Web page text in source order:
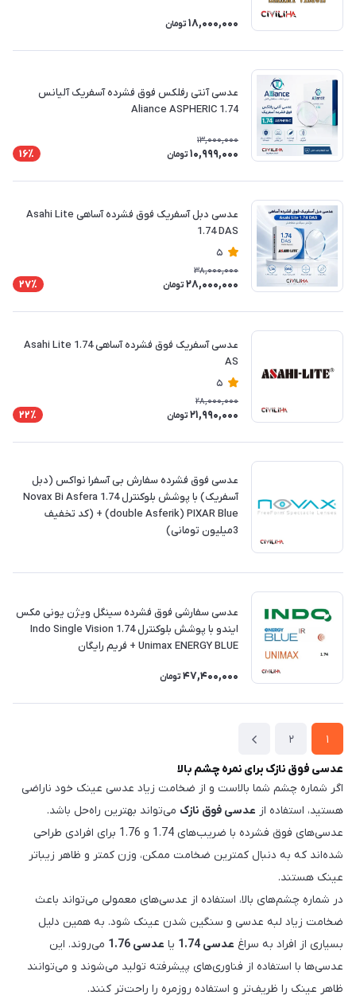
18,000,000 تومان
عدسی آنتی رفلکس فوق فشرده آسفریک آلیانس
Aliance ASPHERIC 1.74
13,000,000
10,999,000 تومان 16٪
عدسی دبل آسفریک فوق فشرده آساهی Asahi Lite
1.74 DAS
5
38,000,000
28,000,000 تومان 27٪
عدسی آسفریک فوق فشرده آساهی Asahi Lite 1.74
AS
5
28,000,000
21,990,000 تومان 22٪
عدسی فوق فشرده سفارش بی آسفرا نواکس (دبل
آسفریک) با پوشش بلوکنترل 1.74 Novax Bi Asfera
(double Asferik) PIXAR Blue + (کد تخفیف
3میلیون تومانی)
عدسی سفارشی فوق فشرده سینگل ویژن یونی مکس
ایندو با پوشش بلوکنترل 1.74 Indo Single Vision
Unimax ENERGY BLUE + فريم رايگان
47,400,000 تومان
1
2
عدسی فوق نازک برای نمره چشم بالا
اگر شماره چشم شما بالاست و از ضخامت زیاد عدسی عینک خود ناراضی
هستید، استفاده از عدسی فوق نازک می‌تواند بهترین راه‌حل باشد.
عدسی‌های فوق فشرده با ضریب‌های 1.74 و 1.76 برای افرادی طراحی
شده‌اند که به دنبال کمترین ضخامت ممکن، وزن کمتر و ظاهر زیباتر
عینک هستند.
در شماره چشم‌های بالا، استفاده از عدسی‌های معمولی می‌تواند باعث
ضخامت زیاد لبه عدسی و سنگین شدن عینک شود. به همین دلیل
بسیاری از افراد به سراغ عدسی 1.74 یا عدسی 1.76
می‌روند. این
عدسی‌ها با استفاده از فناوری‌های پیشرفته تولید می‌شوند و می‌توانند
ظاهر عینک را ظریف‌تر و استفاده روزمره را راحت‌تر کنند.